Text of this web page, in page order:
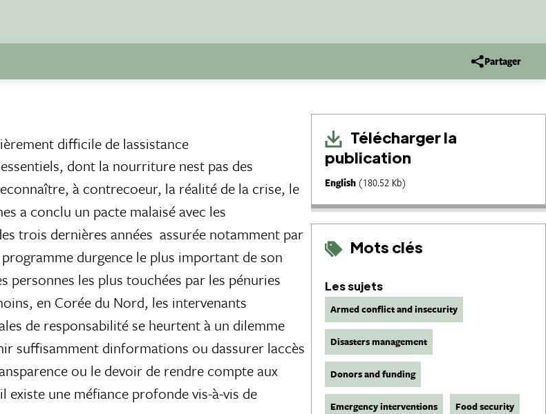
Partager
Télécharger la
publication
English (180.52 Kb)
Mots clés
Les sujets
Armed conflict and insecurity
Disasters management
Donors and funding
Emergency interventions Food security
difficile de lassistance
dont la nourriture nest pas des
à contrecoeur, la réalité de la crise, le
a conclu un pacte malaisé avec les
trois dernières années  assurée notamment par
durgence le plus important de son
personnes les plus touchées par les pénuries
en Corée du Nord, les intervenants
de responsabilité se heurtent à un dilemme
dinformations ou dassurer laccès
ou le devoir de rendre compte aux
une méfiance profonde vis-à-vis de